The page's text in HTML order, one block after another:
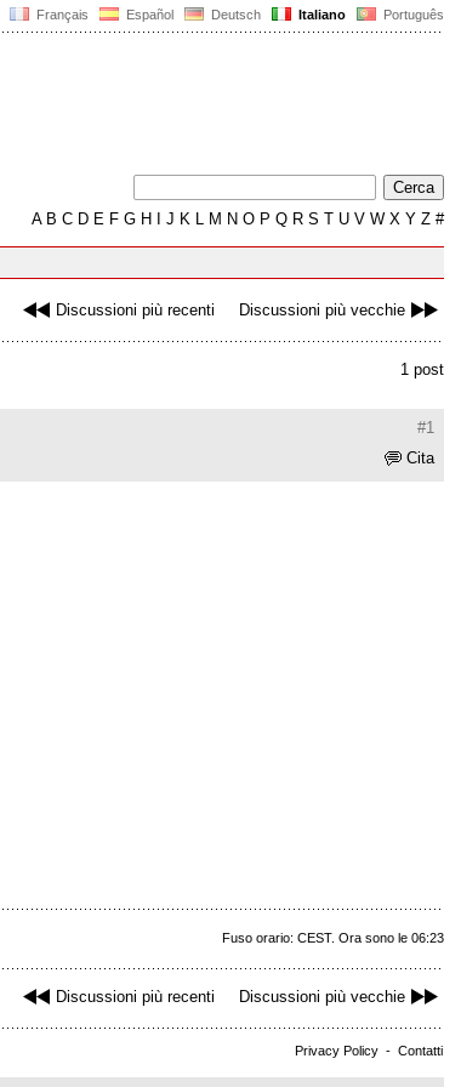
Français Español Deutsch Italiano Português
AB C D E F G H J K L M N O P Q R S T U V W X Y Z #
Discussioni più recenti Discussioni più vecchie
1 post
#1
Cita
Fuso orario: CEST. Ora sono le 06:23
Discussioni più recenti Discussioni più vecchie
Privacy Policy - Contatti